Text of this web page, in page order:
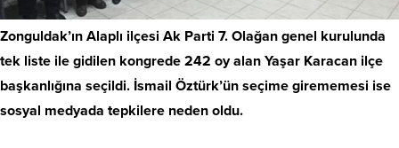
Zonguldak’ın Alaplı ilçesi Ak Parti 7. Olağan genel kurulunda
tek liste ile gidilen kongrede 242 oy alan Yaşar Karacan ilçe
başkanlığına seçildi. İsmail Öztürk’ün seçime girememesi ise
sosyal medyada tepkilere neden oldu.